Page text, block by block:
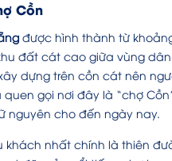
Cồn
được hình thành từ
đất cát cao giữa vùng dân
dựng trên cồn cát nên
gọi nơi đây là “chợ
nguyên cho đến ngày nay.
khách nhất chính là thiên